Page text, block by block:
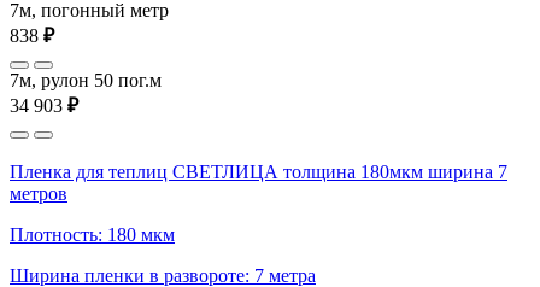
7м, погонный метр
838 ₽
7м, рулон 50 пог.м
34 903 ₽
Пленка для теплиц СВЕТЛИЦА толщина 180мкм ширина 7
метров
Плотность: 180 мкм
Ширина пленки в развороте: 7 метра